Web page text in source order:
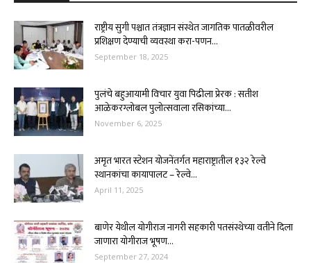
राष्ट्रीय सुगी पश्चात तंत्रज्ञान संस्थेत जागतिक पातळीवरील
प्रशिक्षण देण्याची व्यवस्था करा-पणन...
September 18, 2025
पुलंचे बहुआयामी विचार युवा पिढीला प्रेरक : सतीश
आळेकरग्लोबल पुलोत्सवाला रसिकांच्या...
November 6, 2025
अमृत भारत स्टेशन योजनेंतर्गत महाराष्ट्रातील १३२ रेल्वे
स्थानकांचा कायापालट – रेल्वे...
April 11, 2025
बाणेर येथील योगीराज नागरी सहकारी पतसंस्थेच्या वतीने दिला
जाणारा योगीराज भूषण...
September 27, 2024